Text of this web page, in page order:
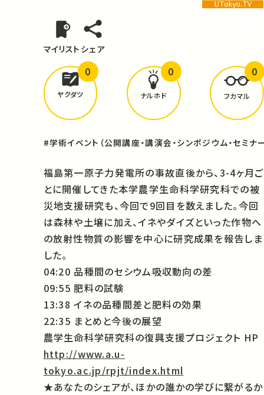
マイリスト シェア
どんな学びがありましたか？
ヤクダツ
0
ナルホド
0
フカマル
0
#学術イベント（公開講座・講演会・シンポジウム・セミナ
福島第一原子力発電所の事故直後から、3-4ヶ月ご
とに開催してきた本学農学生命科学研究科での被
災地支援研究も、今回で9回目を数えました。今回
は森林や土壌に加え、イネやダイズといった作物へ
の放射性物質の影響を中心に研究成果を報告しま
した。
04:20 品種間のセシウム吸収動向の差
09:55 肥料の試験
13:38 イネの品種間差と肥料の効果
22:35 まとめと今後の展望
農学生命科学研究科の復興支援プロジェクト HP
http://www.a.u-
tokyo.ac.jp/rpjt/index.html
★あなたのシェアが、ほかの誰かの学びに繋がるか